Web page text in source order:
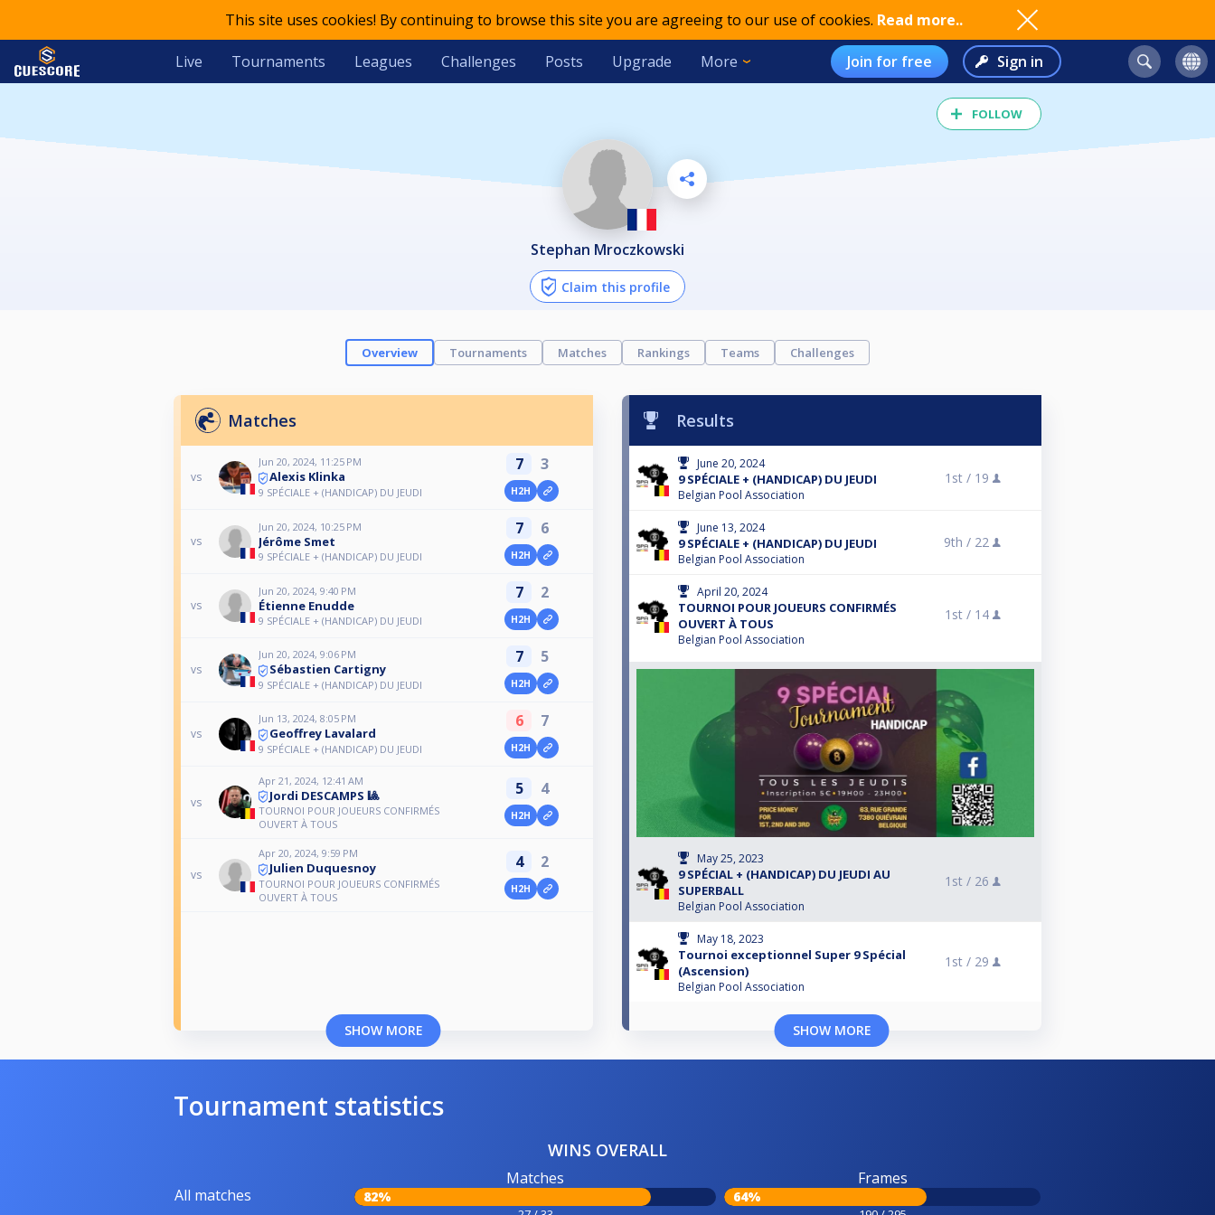
This site uses cookies! By continuing to browse this site you are agreeing to our use of cookies. Read more..
Live Tournaments Leagues Challenges Posts Upgrade More Join for free Sign in
FOLLOW
Stephan Mroczkowski
Claim this profile
Overview Tournaments Matches Rankings Teams Challenges
Matches
vs
Jun 20, 2024, 11:25 PM
Alexis Klinka
9 SPÉCIALE + (HANDICAP) DU JEUDI
7 3
H2H
vs
Jun 20, 2024, 10:25 PM
Jérôme Smet
9 SPÉCIALE + (HANDICAP) DU JEUDI
7 6
H2H
vs
Jun 20, 2024, 9:40 PM
Étienne Enudde
9 SPÉCIALE + (HANDICAP) DU JEUDI
7 2
H2H
vs
Jun 20, 2024, 9:06 PM
Sébastien Cartigny
9 SPÉCIALE + (HANDICAP) DU JEUDI
7 5
H2H
vs
Jun 13, 2024, 8:05 PM
Geoffrey Lavalard
9 SPÉCIALE + (HANDICAP) DU JEUDI
6 7
H2H
vs
Apr 21, 2024, 12:41 AM
Jordi DESCAMPS 🎱
TOURNOI POUR JOUEURS CONFIRMÉS
OUVERT À TOUS
5 4
H2H
vs
Apr 20, 2024, 9:59 PM
Julien Duquesnoy
TOURNOI POUR JOUEURS CONFIRMÉS
OUVERT À TOUS
4 2
H2H
SHOW MORE
Results
June 20, 2024
9 SPÉCIALE + (HANDICAP) DU JEUDI
Belgian Pool Association
1st / 19
June 13, 2024
9 SPÉCIALE + (HANDICAP) DU JEUDI
Belgian Pool Association
9th / 22
April 20, 2024
TOURNOI POUR JOUEURS CONFIRMÉS
OUVERT À TOUS
Belgian Pool Association
1st / 14
May 25, 2023
9 SPÉCIAL + (HANDICAP) DU JEUDI AU
SUPERBALL
Belgian Pool Association
1st / 26
May 18, 2023
Tournoi exceptionnel Super 9 Spécial
(Ascension)
Belgian Pool Association
1st / 29
SHOW MORE
Tournament statistics
WINS OVERALL
All matches
Matches
82%
Frames
64%